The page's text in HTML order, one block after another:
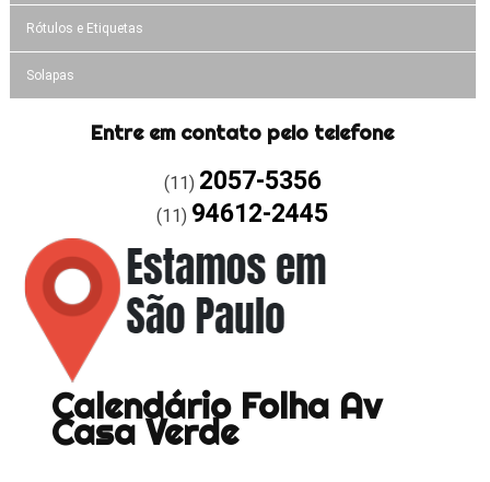
Rótulos e Etiquetas
Solapas
Entre em contato pelo telefone
(11) 2057-5356
(11) 94612-2445
Calendário Folha Av
Casa Verde